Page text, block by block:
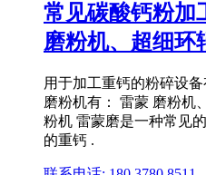
常见碳酸钙粉加
磨粉机、超细环
用于加工重钙的粉碎设
磨粉机有： 雷蒙 磨粉机
粉机 雷蒙磨是一种常见
的重钙 .